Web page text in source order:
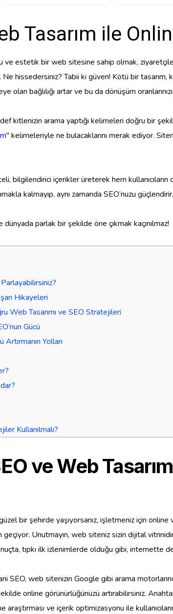
Tasarım ile
ve estetik bir web sitesine sahip olmak,
hissedersiniz? Tabii ki güven! Kötü bir tasarım,
olan bağlılığı artar ve bu da dönüşüm
kitlenizin arama yaptığı kelimeleri doğru bir
" kelimeleriyle ne bulacaklarını merak ediyor.
bilgilendirici içerikler üreterek hem
kalmayıp, aynı zamanda SEO’nuzu güçlendirir.
parlak bir şekilde öne çıkmak kaçınılmaz!
Hikayeleri
Web Tasarımı ve SEO Stratejileri
Gücü
Yolları
Kullanılmalı?
ve Web
bir şehirde yaşıyorsanız, işletmeniz için online
Unutmayın, web siteniz sizin dijital
tıpkı ilk izlenimlerde olduğu gibi, internette
web sitenizin Google gibi arama
online görünürlüğünüzü artırabilirsiniz.
araştırması ve içerik optimizasyonu ile